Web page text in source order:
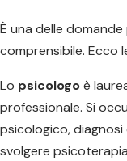
È una delle
comprensibile. Ecco
Lo psicologoè
professionale. Si
psicologico,
svolgere